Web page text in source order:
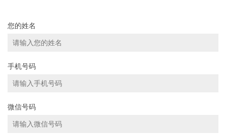
您的姓名
手机号码
微信号码